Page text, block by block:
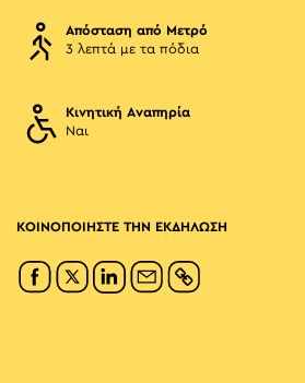
Απόσταση από Μετρό
3 λεπτά με τα πόδια
Κινητική Αναπηρία
Ναι
ΚΟΙΝΟΠΟΙΗΣΤΕ ΤΗΝ ΕΚΔΗΛΩΣΗ